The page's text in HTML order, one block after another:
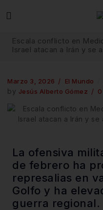
Escala conflicto en
Israel atacan a Irán y se
Marzo 3, 2026 El Mundo
by Jesús Alberto Gómez
La ofensiva
de febrero ha
represalias en
Golfo y ha
guerra regional.